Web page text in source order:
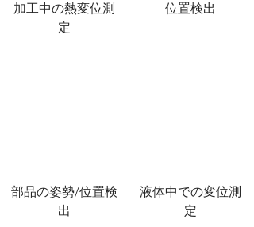
加工中の熱変位測
定
位置検出
部品の姿勢/位置検
出
液体中での変位測
定